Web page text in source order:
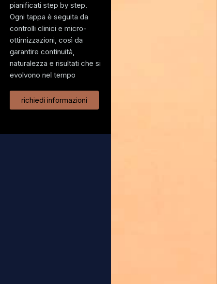
pianificati step by step.
Ogni tappa è seguita da
controlli clinici e micro-
ottimizzazioni, così da
garantire continuità,
naturalezza e risultati che si
evolvono nel tempo
richiedi informazioni